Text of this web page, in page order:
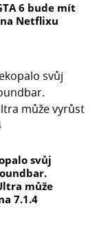
6 bude mít
Netflixu
svůj
může
7.1.4